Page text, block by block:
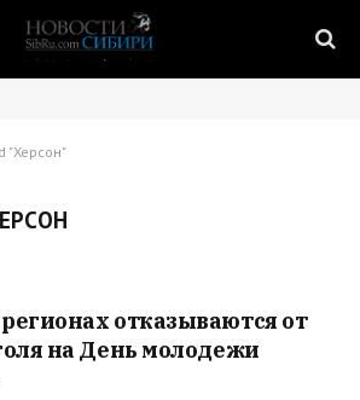
"Херсон"
отказываются от
на День молодежи